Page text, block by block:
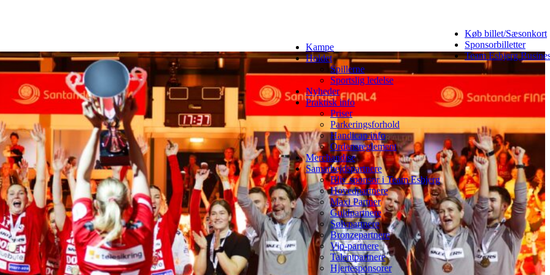
Køb billet/Sæsonkort
Sponsorbilletter
Team Esbjerg
Kampe
Holdet
Spillerne
Sportslig ledelse
Nyheder
Praktisk info
Priser
Parkeringsforhold
Handicap info
Ordensreglement
Merchandise
Samarbejdspartnere
Bliv sponsor i Team Esbjerg
Hovedpartnere
Maxi Partner
Guldpartnere
Sølvpartnere
Bronzepartnere
Vip-partnere
Talentpartnere
Hjertesponsorer